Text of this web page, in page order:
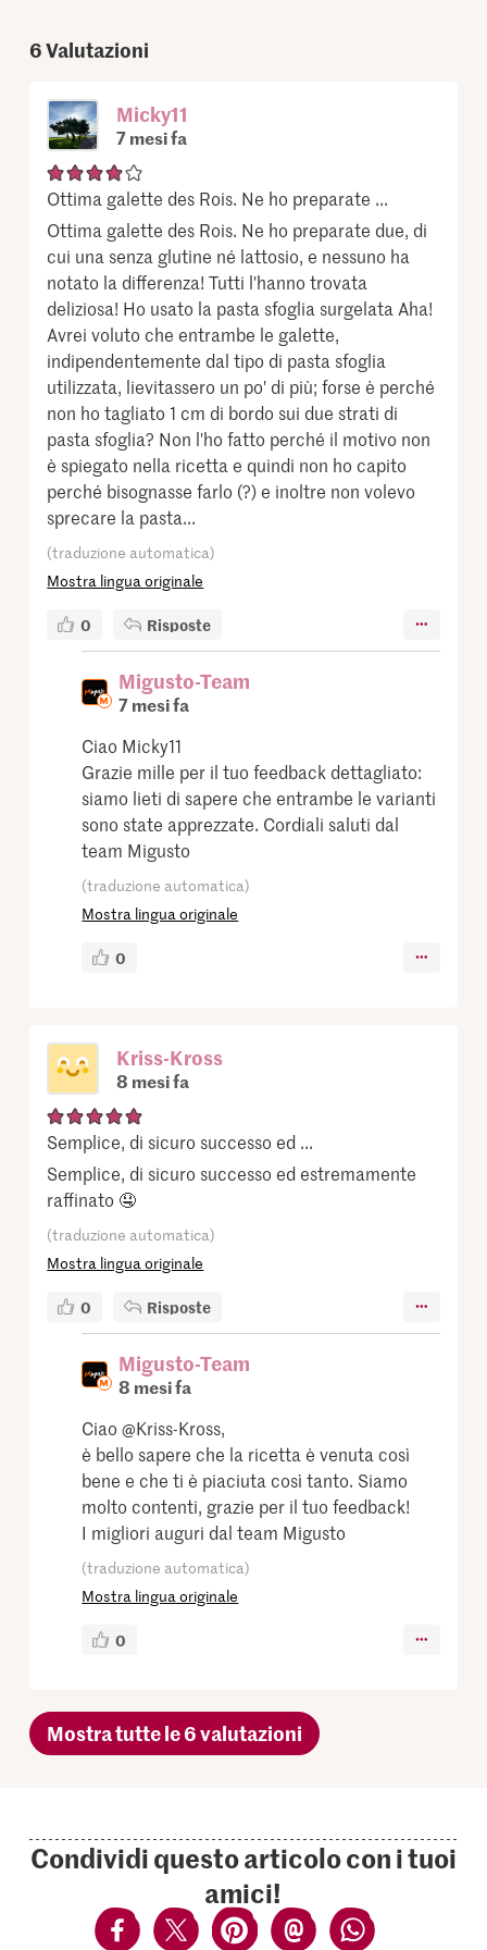
6Valutazioni
Micky11
7 mesi fa
Ottima galette des Rois. Ne ho preparate ...
Ottima galette des Rois. Ne ho preparate due, di
cui una senza glutine né lattosio, e nessuno ha
notato la differenza! Tutti l'hanno trovata
deliziosa! Ho usato la pasta sfoglia surgelata Aha!
Avrei voluto che entrambe le galette,
indipendentemente dal tipo di pasta sfoglia
utilizzata, lievitassero un po' di più; forse è perché
non ho tagliato 1 cm di bordo sui due strati di
pasta sfoglia? Non l'ho fatto perché il motivo non
è spiegato nella ricetta e quindi non ho capito
perché bisognasse farlo (?) e inoltre non volevo
sprecare la pasta...
(traduzione automatica)
Mostra lingua originale
0 Risposte
Migusto-Team
7 mesi fa
Ciao Micky11
Grazie mille per il tuo feedback dettagliato:
siamo lieti di sapere che entrambe le varianti
sono state apprezzate. Cordiali saluti dal
team Migusto
(traduzione automatica)
Mostra lingua originale
0
Kriss-Kross
8 mesi fa
Semplice, di sicuro successo ed ...
Semplice, di sicuro successo ed estremamente
raffinato 🤤
(traduzione automatica)
Mostra lingua originale
0 Risposte
Migusto-Team
8 mesi fa
Ciao @Kriss-Kross,
è bello sapere che la ricetta è venuta così
bene e che ti è piaciuta così tanto. Siamo
molto contenti, grazie per il tuo feedback!
I migliori auguri dal team Migusto
(traduzione automatica)
Mostra lingua originale
0
Mostra tutte le 6 valutazioni
Condividi questo articolo con i tuoi
amici!